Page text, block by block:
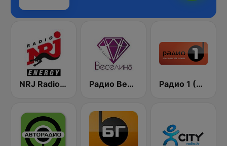
NRJ Radio ENERGY Радио Веселина 99.1 FM Радио 1 (Radio 1)